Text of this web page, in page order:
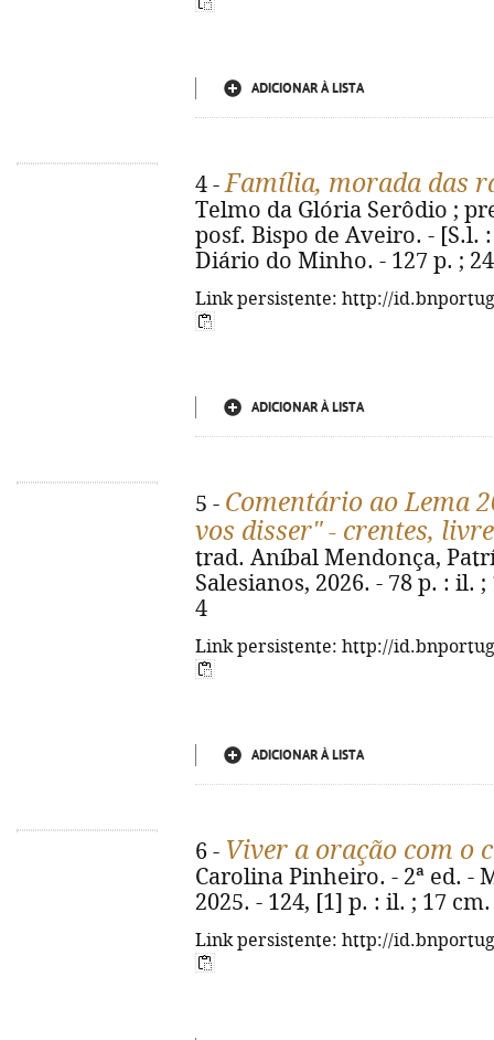
ADICIONAR À LISTA
4 -Família, morada das
Telmo da Glória Serôdio ;
posf. Bispo de Aveiro. - [S.l.
Diário do Minho. - 127 p. ;
Link persistente: http://
ADICIONAR À LISTA
5 - Comentário ao Lema
vos disser" - crentes,
trad. Aníbal Mendonça,
Salesianos, 2026. - 78 p. : il.
4
Link persistente: http://
ADICIONAR À LISTA
6 - Viver a oração com o
Carolina Pinheiro. - 2ª ed. -
2025. - 124, [1] p. : il. ; 17
Link persistente: http://